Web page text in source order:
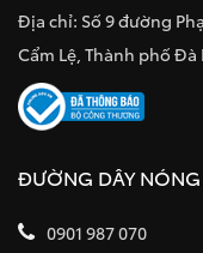
Địa chỉ: Số 9 đường
Cẩm Lệ, Thành phố Đà
ĐƯỜNG DÂY NÓNG
0901 987 070